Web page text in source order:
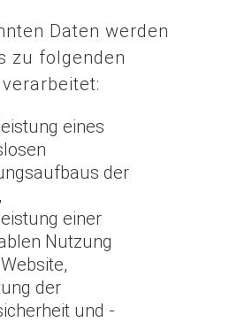
Daten werden
zu folgenden
eines
der
einer
Nutzung
der
und -